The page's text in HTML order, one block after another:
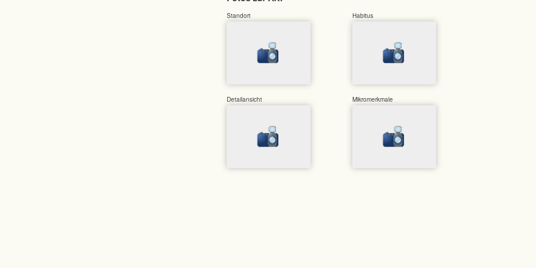
Standort Habitus
Detailansicht Mikromerkmale